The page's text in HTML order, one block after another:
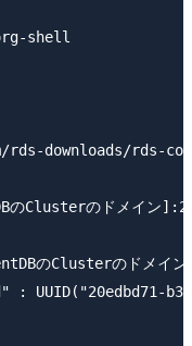
shell
downloads/rds-
Clusterのドメイン
のClusterのドメイ